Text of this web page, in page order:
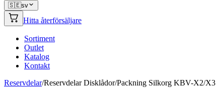
🇸🇪sv
Hitta återförsäljare
Sortiment
Outlet
Katalog
Kontakt
Reservdelar/Reservdelar Disklådor/Packning Silkorg KBV-X2/X3